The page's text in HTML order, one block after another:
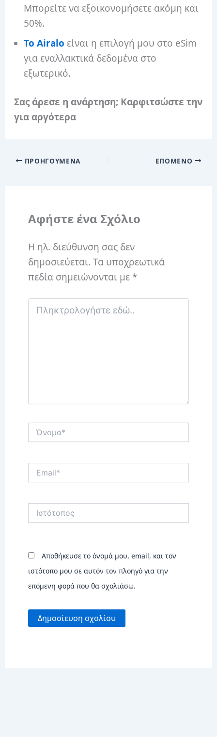
Μπορείτε να εξοικονομήσετε ακόμη και
50%.
Το Airalo είναι η επιλογή μου στο eSim
για εναλλακτικά δεδομένα στο
εξωτερικό.
Σας άρεσε η ανάρτηση; Καρφιτσώστε την
για αργότερα
ΠΡΟΗΓΟΎΜΕΝΑ ΕΠΌΜΕΝΟ
Αφήστε ένα Σχόλιο
Η ηλ. διεύθυνση σας δεν
δημοσιεύεται. Τα υποχρεωτικά
πεδία σημειώνονται με *
Πληκτρολογήστε
εδώ..
Ιστότοπος
Αποθήκευσε το όνομά μου, email, και τον
ιστότοπο μου σε αυτόν τον πλοηγό για την
επόμενη φορά που θα σχολιάσω.